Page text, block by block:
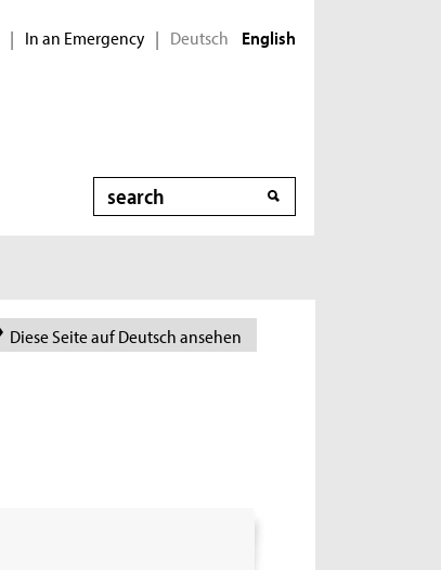
| In an Emergency | Deutsch English
Search
Diese Seite auf Deutsch ansehen